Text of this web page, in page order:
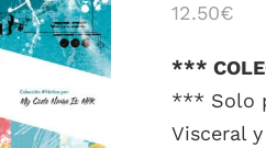
DETALLES
12.50€
***
*** Solo
Visceral